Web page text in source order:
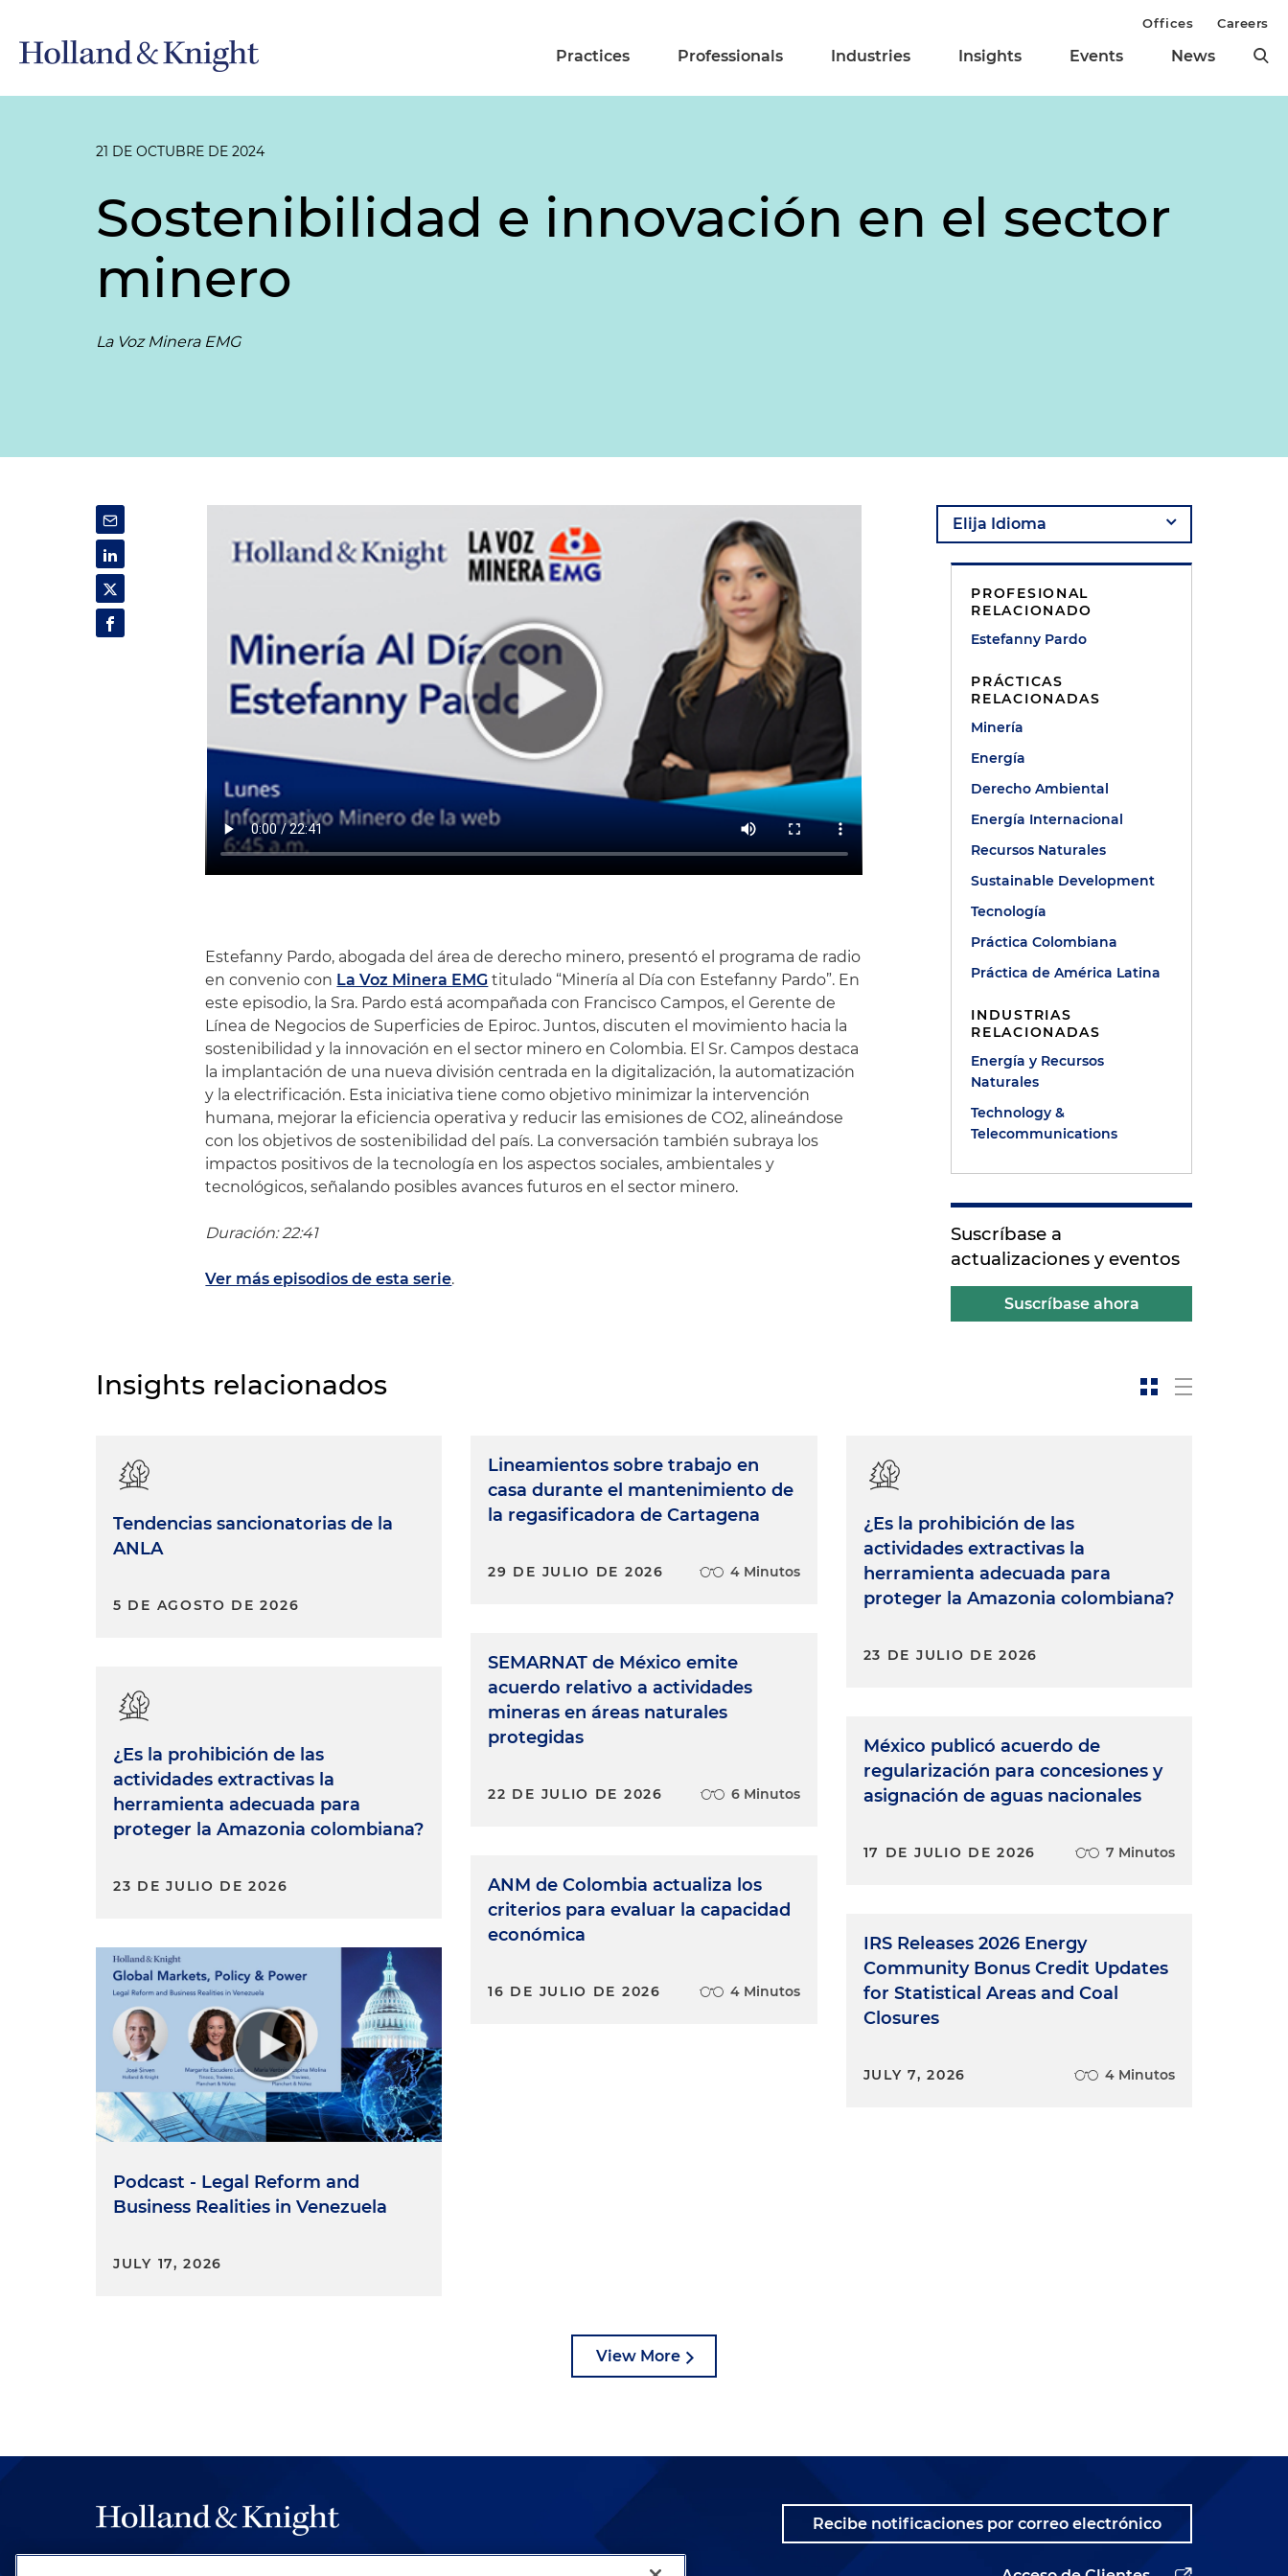
Practices Professionals Industries Insights Events News
Offices Careers
21 DE OCTUBRE DE 2024
Sostenibilidad e innovación en el sector
minero
La Voz Minera EMG
Estefanny Pardo, abogada del área de derecho minero, presentó el programa de radio
en convenio con La Voz Minera EMG titulado “Minería al Día con Estefanny Pardo”. En
este episodio, la Sra. Pardo está acompañada con Francisco Campos, el Gerente de
Línea de Negocios de Superficies de Epiroc. Juntos, discuten el movimiento hacia la
sostenibilidad y la innovación en el sector minero en Colombia. El Sr. Campos destaca
la implantación de una nueva división centrada en la digitalización, la automatización
y la electrificación. Esta iniciativa tiene como objetivo minimizar la intervención
humana, mejorar la eficiencia operativa y reducir las emisiones de CO2, alineándose
con los objetivos de sostenibilidad del país. La conversación también subraya los
impactos positivos de la tecnología en los aspectos sociales, ambientales y
tecnológicos, señalando posibles avances futuros en el sector minero.
Duración: 22:41
Ver más episodios de esta serie.
PROFESIONAL
RELACIONADO
Estefanny Pardo
PRÁCTICAS
RELACIONADAS
Minería
Energía
Derecho Ambiental
Energía Internacional
Recursos Naturales
Sustainable Development
Tecnología
Práctica Colombiana
Práctica de América Latina
INDUSTRIAS
RELACIONADAS
Energía y Recursos
Naturales
Technology &
Telecommunications
Suscríbase a
actualizaciones y eventos
Suscríbase ahora
Insights relacionados
Tendencias sancionatorias de la
ANLA
5 DE AGOSTO DE 2026
¿Es la prohibición de las
actividades extractivas la
herramienta adecuada para
proteger la Amazonia colombiana?
23 DE JULIO DE 2026
Podcast - Legal Reform and
Business Realities in Venezuela
JULY 17, 2026
Lineamientos sobre trabajo en
casa durante el mantenimiento de
la regasificadora de Cartagena
29 DE JULIO DE 2026 4 Minutos
SEMARNAT de México emite
acuerdo relativo a actividades
mineras en áreas naturales
protegidas
22 DE JULIO DE 2026 6 Minutos
ANM de Colombia actualiza los
criterios para evaluar la capacidad
económica
16 DE JULIO DE 2026 4 Minutos
¿Es la prohibición de las
actividades extractivas la
herramienta adecuada para
proteger la Amazonia colombiana?
23 DE JULIO DE 2026
México publicó acuerdo de
regularización para concesiones y
asignación de aguas nacionales
17 DE JULIO DE 2026 7 Minutos
IRS Releases 2026 Energy
Community Bonus Credit Updates
for Statistical Areas and Coal
Closures
JULY 7, 2026 4 Minutos
View More
Recibe notificaciones por correo electrónico